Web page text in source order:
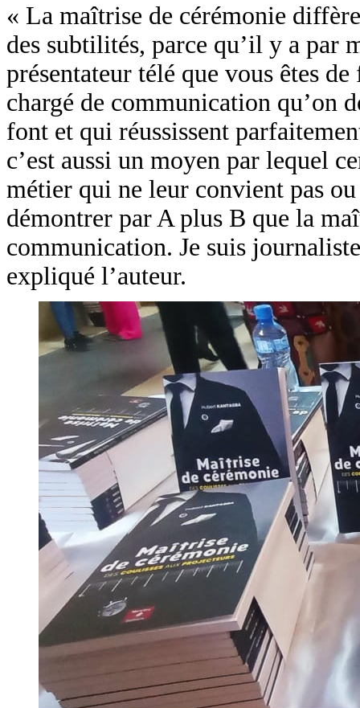
« La maîtrise de cérémonie
des subtilités, parce qu’il y a par
présentateur télé que vous êtes
chargé de communication qu’on
font et qui réussissent
c’est aussi un moyen par lequel
métier qui ne leur convient pas
démontrer par A plus B que la
communication. Je suis
expliqué l’auteur.